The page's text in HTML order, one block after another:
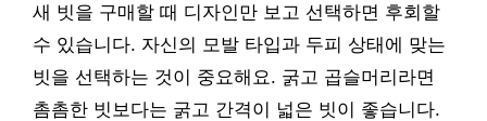
새 빗을 구매할 때 디자인만 보고 선택하면 후회할
수 있습니다. 자신의 모발 타입과 두피 상태에 맞는
빗을 선택하는 것이 중요해요. 굵고 곱슬머리라면
촘촘한 빗보다는 굵고 간격이 넓은 빗이 좋습니다.